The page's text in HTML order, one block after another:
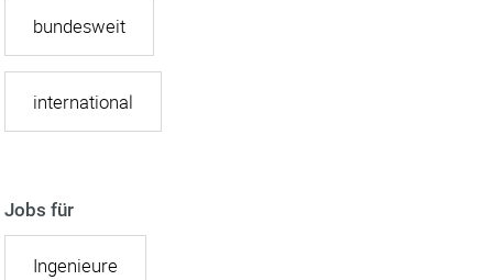
bundesweit
international
Jobs für
Ingenieure